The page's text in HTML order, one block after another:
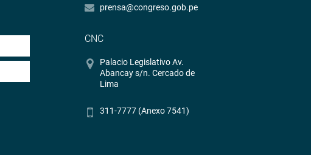
prensa@congreso.gob.pe
CNC
Palacio Legislativo Av.
Abancay s/n. Cercado de
Lima
311-7777 (Anexo 7541)